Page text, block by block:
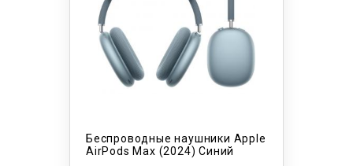
Беспроводные наушники Apple
AirPods Max (2024) Синий